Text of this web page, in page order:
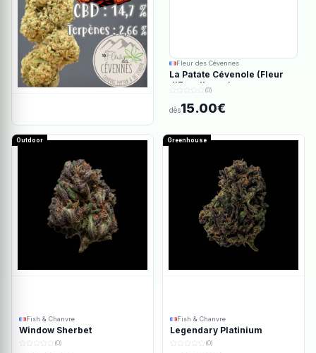
Fleur des Cévennes
La Patate Cévenole (Fleur
d'Excellence)
(0)
dès15.00€
Outdoor
Fish & Chanvre
Window Sherbet
(0)
Greenhouse
Fish & Chanvre
Legendary Platinium
(0)